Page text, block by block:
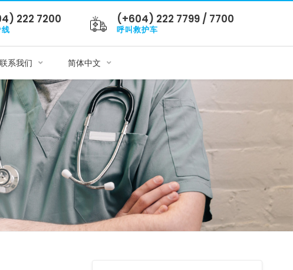
222 7200 (+604) 222 7799 / 7700
呼叫救护车
联系我们 简体中文